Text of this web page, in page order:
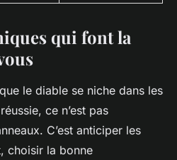
qui font la
le diable se niche dans les
ce n’est pas
C’est anticiper les
choisir la bonne